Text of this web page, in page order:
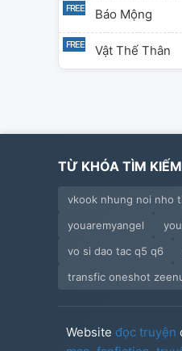
Báo Mộng
Vật Thế Thân
TỪ KHÓA TÌM
vkook nhung noi nho
youaremyangel
vo si dao tac q5 q6
transfic oneshot
Website đọc truyện